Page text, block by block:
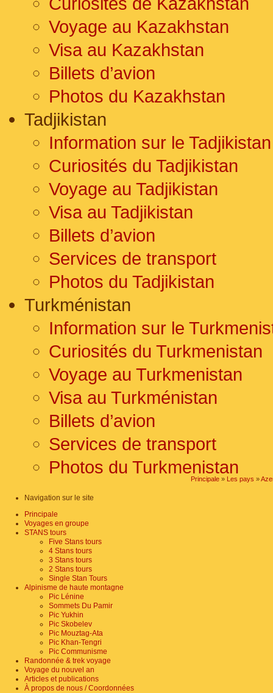
Voyage au Kazakhstan
Visa au Kazakhstan
Billets d’avion
Photos du Kazakhstan
Tadjikistan
Information sur le Tadjikistan
Curiosités du Tadjikistan
Voyage au Tadjikistan
Visa au Tadjikistan
Billets d’avion
Services de transport
Photos du Tadjikistan
Turkménistan
Information sur le
Curiosités du Turkmenistan
Voyage au Turkmenistan
Visa au Turkménistan
Billets d’avion
Services de transport
Photos du Turkmenistan
Principale » Les pays »
Navigation sur le site
Principale
Voyages en groupe
STANS tours
Five Stans tours
4 Stans tours
3 Stans tours
2 Stans tours
Single Stan Tours
Alpinisme de haute montagne
Pic Lénine
Sommets Du Pamir
Pic Yukhin
Pic Skobelev
Pic Mouztag-Ata
Pic Khan-Tengri
Pic Communisme
Randonnée & trek voyage
Voyage du nouvel an
Articles et publications
À propos de nous / Coordonnées